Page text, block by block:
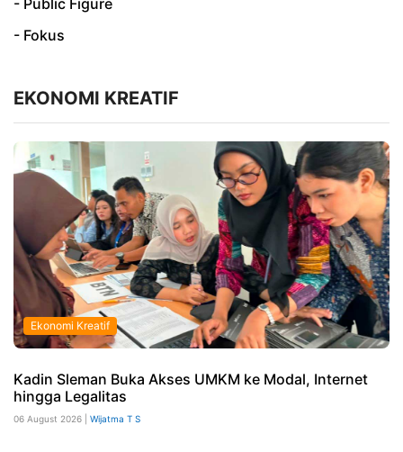
- Fokus
EKONOMI KREATIF
Ekonomi Kreatif
Kadin Sleman Buka Akses UMKM ke Modal, Internet
hingga Legalitas
06 August 2026 | Wijatma T S